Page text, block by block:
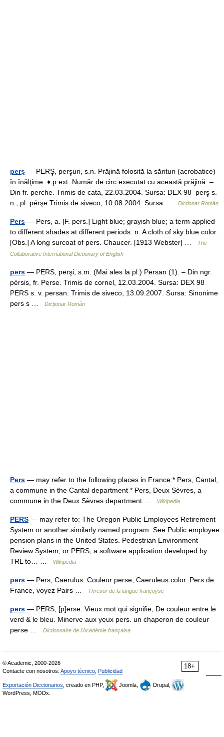
perş — PERŞ, perşuri, s.n. Prăjină folosită la sărituri (acrobatice)
în înălţime. ♦ p.ext. Număr de circ executat cu această prăjină. –
Din fr. perche. Trimis de cata, 22.03.2004. Sursa: DEX 98 perş s.
n., pl. pérşe Trimis de siveco, 10.08.2004. Sursa …
Dicționar Român
Pers — Pers, a. [F. pers.] Light blue; grayish blue; a term applied
to different shades at different periods. n. A cloth of sky blue color.
[Obs.] A long surcoat of pers. Chaucer. [1913 Webster] …
The
Collaborative International Dictionary of English
pers — PERS, perşi, s.m. (Mai ales la pl.) Persan (1). – Din ngr.
pérsis, fr. Perse. Trimis de cornel, 12.03.2004. Sursa: DEX 98
PERS s. v. persan. Trimis de siveco, 13.09.2007. Sursa: Sinonime
pers s …
Dicționar Român
Pers — may refer to the following places in France:* Pers, Cantal,
a commune in the Cantal department * Pers, Deux Sèvres, a
commune in the Deux Sèvres department …
Wikipedia
PERS — may refer to: The Oregon Public Employees Retirement
System or another similarly named program. See Public employee
pension plans in the United States. Pedestrian Environment
Review System, or PERS, a software application developed by
TRL to… …
Wikipedia
pers — Pers, Caerulus. Couleur perse, Caeruleus color. Pers de
France, voyez Pairs …
Thresor de la langue françoyse
pers — PERS, [p]erse. Vieux mot qui signifie, De couleur entre le
verd & le bleu. Minerve aux yeux pers. un chaperon de couleur
perse …
Dictionnaire de l'Académie française
18+
© Academic, 2000-2026
Contacte con nosotros: Apoyo técnico Publicidad
Exportación Diccionarios , creado en PHP, Joomla,
Drupal,
WordPress, MODx.